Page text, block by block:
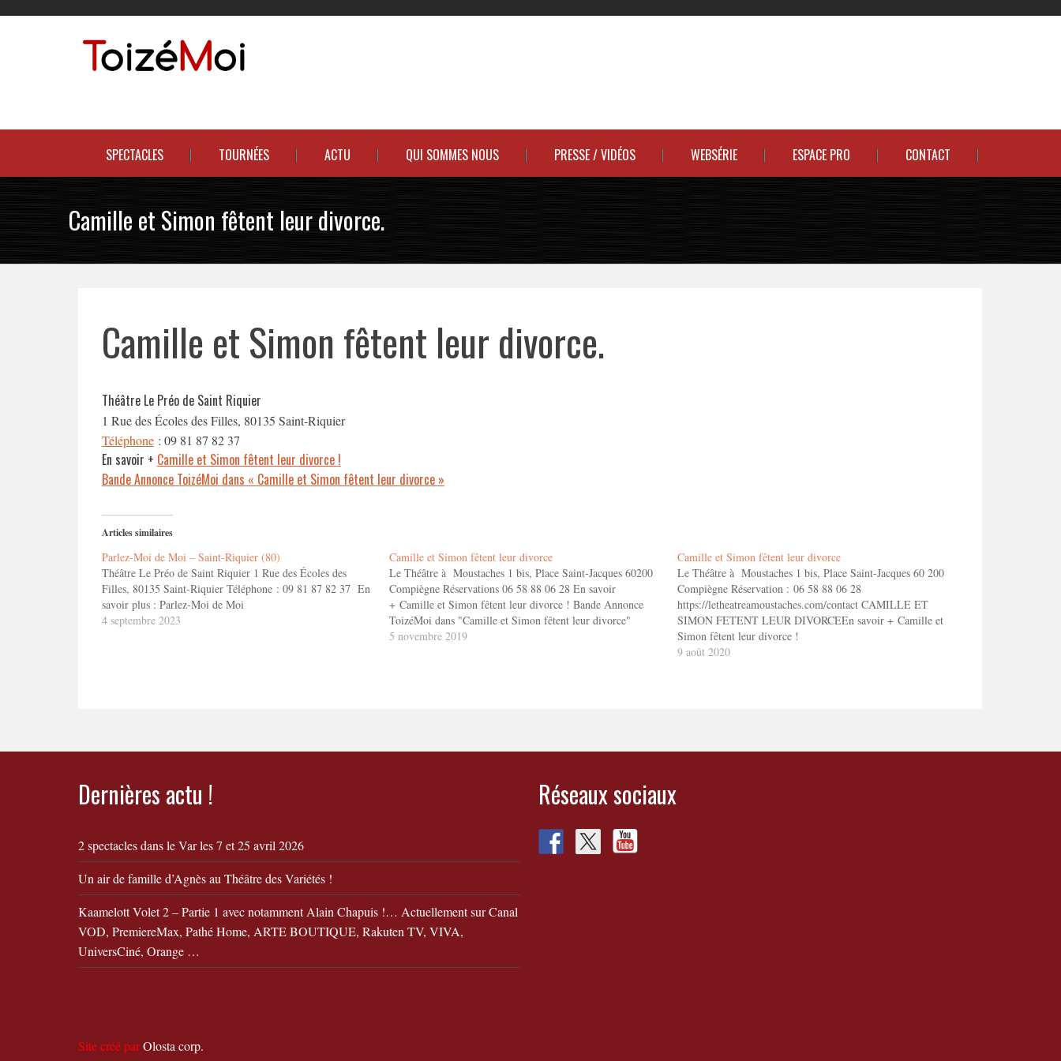
SPECTACLES TOURNÉES ACTU QUI SOMMES NOUS PRESSE / VIDÉOS WEBSÉRIE ESPACE PRO CONTACT
Camille et Simon fêtent leur divorce.
Camille et Simon fêtent leur divorce.
Théâtre Le Préo de Saint Riquier
1 Rue des Écoles des Filles, 80135 Saint-Riquier
Téléphone: 09 81 87 82 37
En savoir + Camille et Simon fêtent leur divorce !
Bande Annonce ToizéMoi dans « Camille et Simon fêtent leur divorce »
Articles similaires
Parlez-Moi de Moi – Saint-Riquier (80)
Théâtre Le Préo de Saint Riquier 1 Rue des Écoles des
Filles, 80135 Saint-Riquier Téléphone : 09 81 87 82 37 En
savoir plus : Parlez-Moi de Moi
4 septembre 2023
Camille et Simon fêtent leur divorce
Le Théâtre à Moustaches 1 bis, Place Saint-Jacques 60200
Compiègne Réservations 06 58 88 06 28 En savoir
+ Camille et Simon fêtent leur divorce ! Bande Annonce
ToizéMoi dans "Camille et Simon fêtent leur divorce"
5 novembre 2019
Camille et Simon fêtent leur divorce
Le Théâtre à Moustaches 1 bis, Place Saint-Jacques 60 200
Compiègne Réservation : 06 58 88 06 28
https://letheatreamoustaches.com/contact CAMILLE ET
SIMON FETENT LEUR DIVORCEEn savoir + Camille et
Simon fêtent leur divorce !
9 août 2020
Dernières actu !
2 spectacles dans le Var les 7 et 25 avril 2026
Un air de famille d’Agnès au Théâtre des Variétés !
Kaamelott Volet 2 – Partie 1 avec notamment Alain Chapuis !… Actuellement sur Canal
VOD, PremiereMax, Pathé Home, ARTE BOUTIQUE, Rakuten TV, VIVA,
UniversCiné, Orange …
Réseaux sociaux
Site créé parOlosta corp.